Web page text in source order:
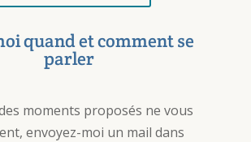
quand et comment se
parler
moments proposés ne vous
envoyez-moi un mail dans